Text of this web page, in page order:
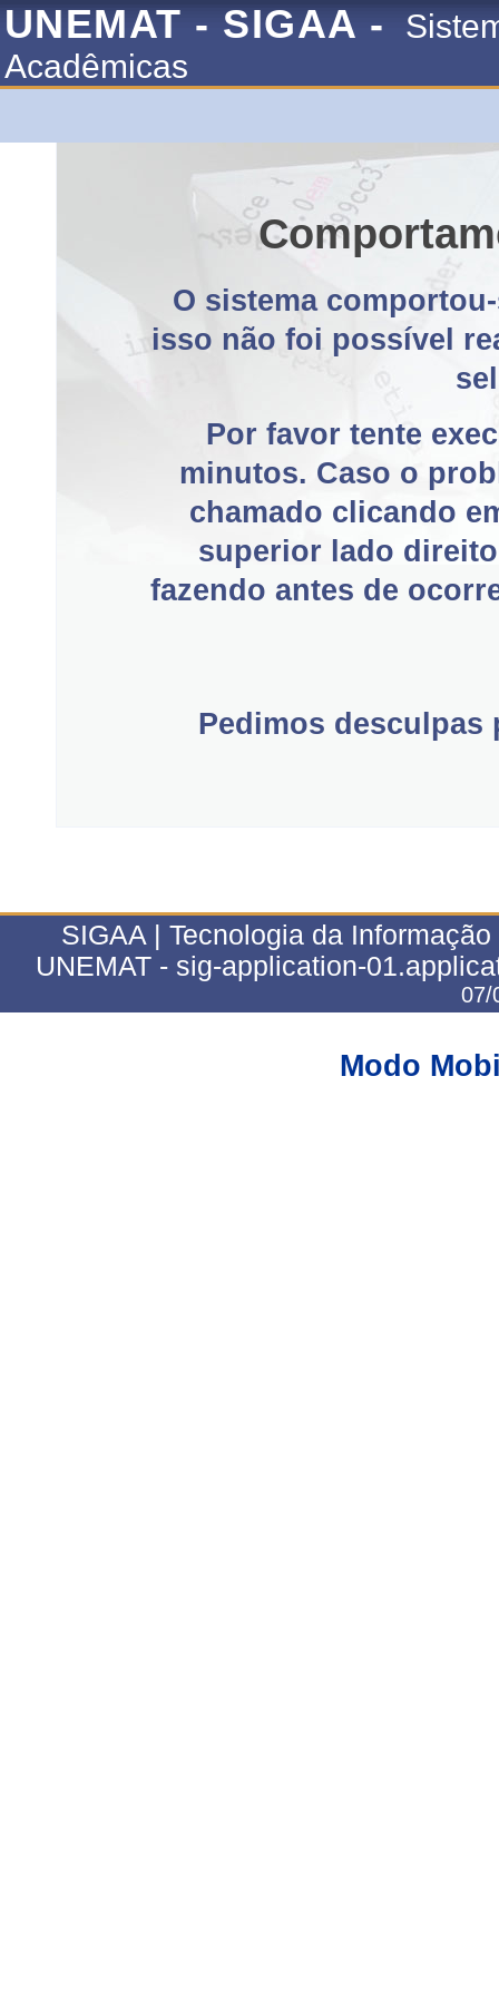
UNEMAT - SIGAA -
Acadêmicas
O sistema
isso não foi possível
Por favor tente
minutos. Caso o
chamado clicando
superior lado
fazendo antes de
Pedimos
SIGAA | Tecnologia da
UNEMAT - sig-application-
07/
Modo